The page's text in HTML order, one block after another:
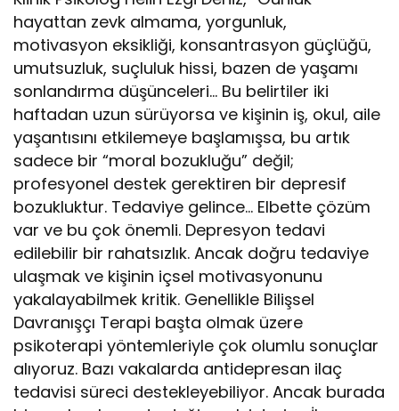
hayattan zevk almama, yorgunluk,
motivasyon eksikliği, konsantrasyon güçlüğü,
umutsuzluk, suçluluk hissi, bazen de yaşamı
sonlandırma düşünceleri… Bu belirtiler iki
haftadan uzun sürüyorsa ve kişinin iş, okul, aile
yaşantısını etkilemeye başlamışsa, bu artık
sadece bir “moral bozukluğu” değil;
profesyonel destek gerektiren bir depresif
bozukluktur. Tedaviye gelince… Elbette çözüm
var ve bu çok önemli. Depresyon tedavi
edilebilir bir rahatsızlık. Ancak doğru tedaviye
ulaşmak ve kişinin içsel motivasyonunu
yakalayabilmek kritik. Genellikle Bilişsel
Davranışçı Terapi başta olmak üzere
psikoterapi yöntemleriyle çok olumlu sonuçlar
alıyoruz. Bazı vakalarda antidepresan ilaç
tedavisi süreci destekleyebiliyor. Ancak burada